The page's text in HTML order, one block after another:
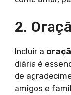
2.
Incluir a
diária é
de
amigos e